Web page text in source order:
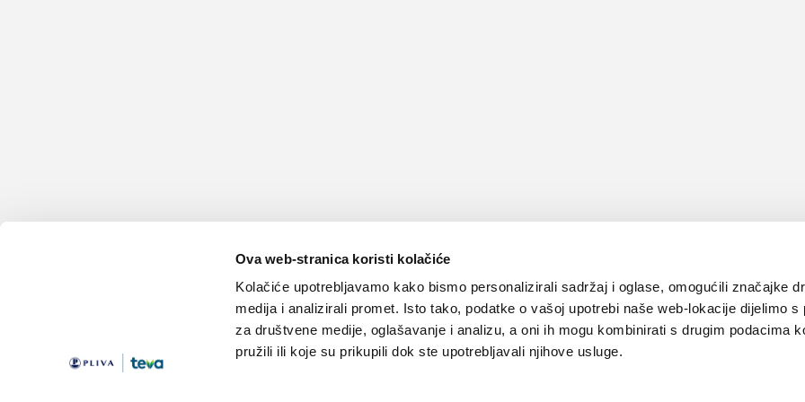
Ova web-stranica koristi kolačiće
Kolačiće upotrebljavamo kako bismo personalizirali sadržaj i oglase, omogućili značajke
medija i analizirali promet. Isto tako, podatke o vašoj upotrebi naše web-lokacije dijelimo s
za društvene medije, oglašavanje i analizu, a oni ih mogu kombinirati s drugim podacima
pružili ili koje su prikupili dok ste upotrebljavali njihove usluge.